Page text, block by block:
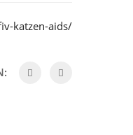
katzen-aids/